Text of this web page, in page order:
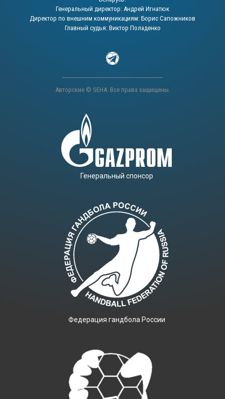
Генеральный директор: Андрей Игнатюк
Директор по внешним коммуникациям: Борис Сапожников
Главный судья: Виктор Поладенко
Авторские © SEHA. Все права защищены.
Генеральный спонсор
Фeдерация гандбола России